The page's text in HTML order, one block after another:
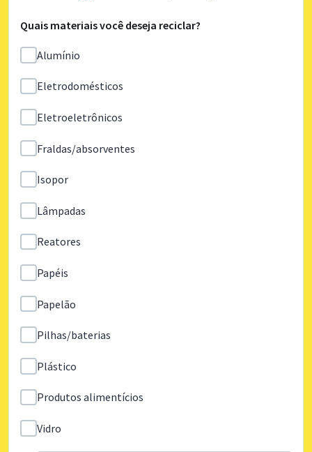
Quais materiais você deseja reciclar?
Alumínio
Eletrodomésticos
Eletroeletrônicos
Fraldas/absorventes
Isopor
Lâmpadas
Reatores
Papéis
Papelão
Pilhas/baterias
Plástico
Produtos alimentícios
Vidro